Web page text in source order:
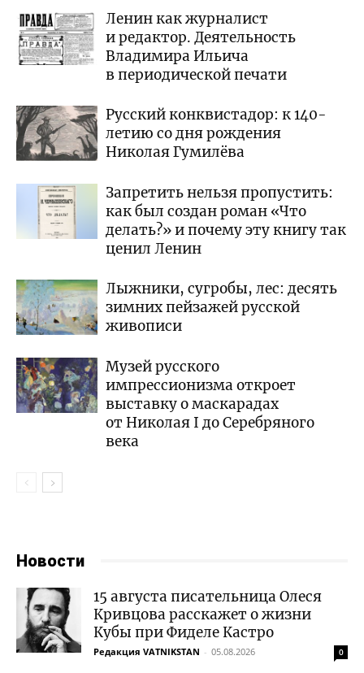
Ленин как журналист
и редактор. Деятельность
Владимира Ильича
в периодической печати
Русский конквистадор: к 140-
летию со дня рождения
Николая Гумилёва
Запретить нельзя пропустить:
как был создан роман «Что
делать?» и почему эту книгу так
ценил Ленин
Лыжники, сугробы, лес: десять
зимних пейзажей русской
живописи
Музей русского
импрессионизма откроет
выставку о маскарадах
от Николая I до Серебряного
века
Новости
15 августа писательница Олеся
Кривцова расскажет о жизни
Кубы при Фиделе Кастро
Редакция VATNIKSTAN - 05.08.2026 0